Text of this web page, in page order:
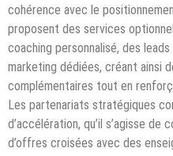
cohérence avec le
proposent des services
coaching personnalisé, des
marketing dédiées, créant ainsi
complémentaires tout en
Les partenariats stratégiques
d’accélération, qu’il s’agisse
d’offres croisées avec des